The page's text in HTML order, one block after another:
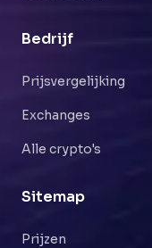
Bedrijf
Prijsvergelijking
Exchanges
Alle crypto's
Sitemap
Prijzen